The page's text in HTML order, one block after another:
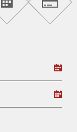
Rendezvény
keresése